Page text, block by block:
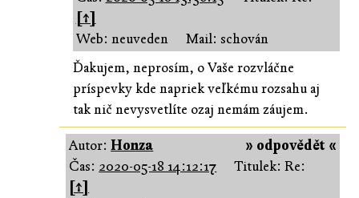
[↑]
Web: neuveden
Mail: schován
Ďakujem, neprosím, o Vaše rozvláčne
príspevky kde napriek veľkému rozsahu aj
tak nič nevysvetlíte ozaj nemám záujem.
» odpovědět «
Autor:Honza
Čas: 2020-05-18 14:12:17
Titulek: Re:
[↑]